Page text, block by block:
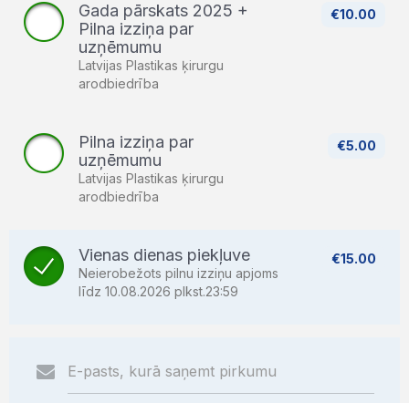
€10.00
Gada pārskats 2025 +
Pilna izziņa par
uzņēmumu
Latvijas Plastikas ķirurgu
arodbiedrība
€5.00
Pilna izziņa par
uzņēmumu
Latvijas Plastikas ķirurgu
arodbiedrība
€15.00
Vienas dienas piekļuve
Neierobežots pilnu izziņu apjoms
līdz 10.08.2026 plkst.23:59